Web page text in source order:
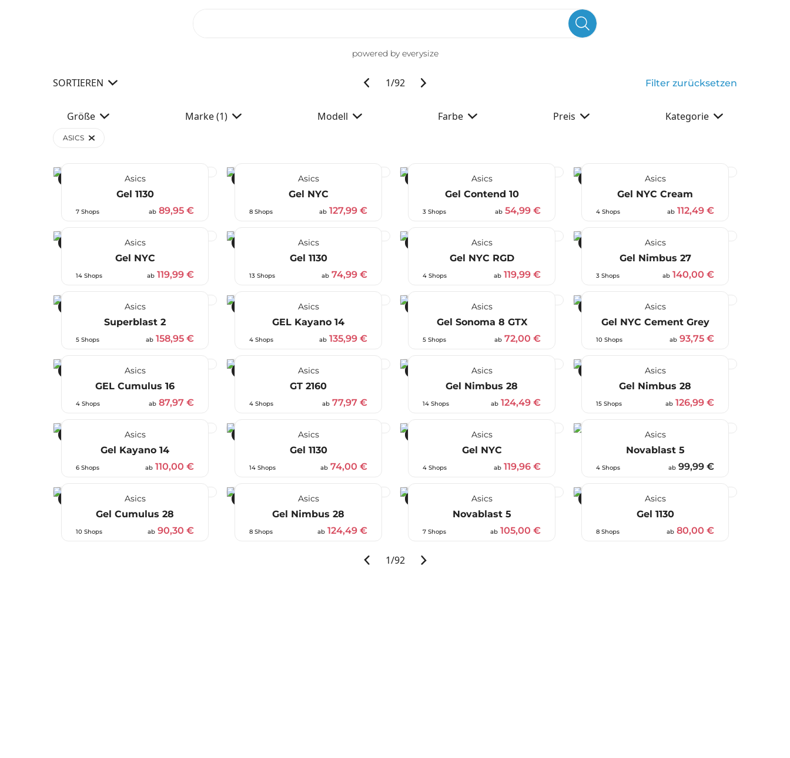
powered by everysize
SORTIEREN 1/92 Filter zurücksetzen
Größe Marke(1) Modell Farbe Preis Kategorie
ASICS
Asics
Gel 1130
7 Shops ab 89,95 €
Asics
Gel NYC
8 Shops ab 127,99 €
Asics
Gel Contend 10
3 Shops ab 54,99 €
Asics
Gel NYC Cream
4 Shops ab 112,49 €
Asics
Gel NYC
14 Shops ab 119,99 €
Asics
Gel 1130
13 Shops ab 74,99 €
Asics
Gel NYC RGD
4 Shops ab 119,99 €
Asics
Gel Nimbus 27
3 Shops ab 140,00 €
Asics
Superblast 2
5 Shops ab 158,95 €
Asics
GEL Kayano 14
4 Shops ab 135,99 €
Asics
Gel Sonoma 8 GTX
5 Shops ab 72,00 €
Asics
Gel NYC Cement Grey
10 Shops ab 93,75 €
Asics
GEL Cumulus 16
4 Shops ab 87,97 €
Asics
GT 2160
4 Shops ab 77,97 €
Asics
Gel Nimbus 28
14 Shops ab 124,49 €
Asics
Gel Nimbus 28
15 Shops ab 126,99 €
Asics
Gel Kayano 14
6 Shops ab 110,00 €
Asics
Gel 1130
14 Shops ab 74,00 €
Asics
Gel NYC
4 Shops ab 119,96 €
Asics
Novablast 5
4 Shops ab 99,99 €
Asics
Gel Cumulus 28
10 Shops ab 90,30 €
Asics
Gel Nimbus 28
8 Shops ab 124,49 €
Asics
Novablast 5
7 Shops ab 105,00 €
Asics
Gel 1130
8 Shops ab 80,00 €
1/92